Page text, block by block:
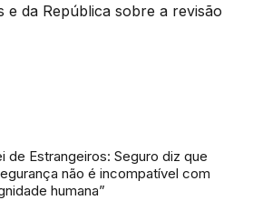
e da República sobre a revisão
de Estrangeiros: Seguro diz que
não é incompatível com
humana”